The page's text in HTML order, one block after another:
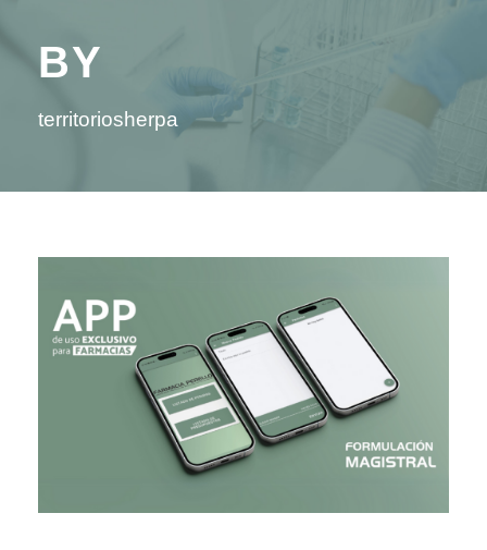
BY
territoriosherpa